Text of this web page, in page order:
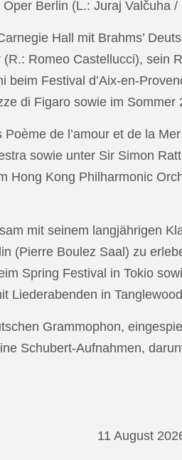
Berlin (L.: Juraj Valčuha
Hall mit Brahms’
Romeo Castellucci),
Festival d’Aix-en-
di Figaro sowie im Sommer
de l’amour et de la
sowie unter Sir Simon
Hong Kong Philharmonic
mit seinem langjährigen
(Pierre Boulez Saal) zu
Spring Festival in Tokio
Liederabenden in
Grammophon,
Schubert-Aufnahmen,
11 August